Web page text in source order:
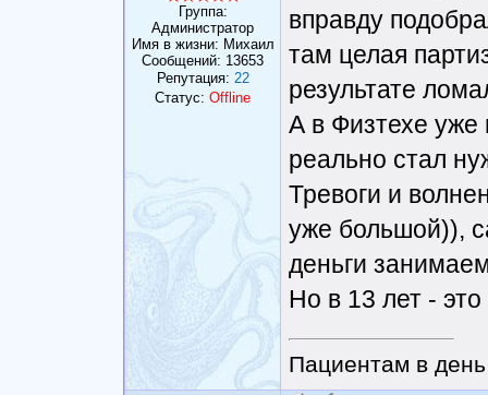
Группа:
Администратор
Имя в жизни: Михаил
Сообщений: 13653
Репутация: 22
Статус: Offline
вправду
там целая
результате
А в Физтехе уже
реально стал
Тревоги и
уже большой)),
деньги
Но в 13 лет -
Пациентам в